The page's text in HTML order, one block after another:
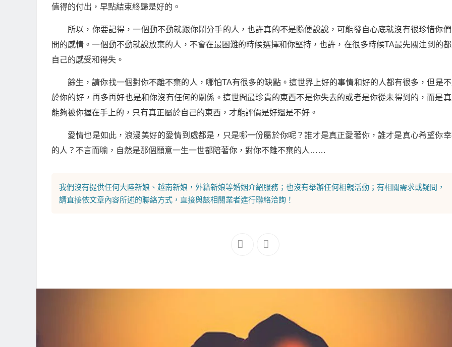
值得的付出，早點結束終歸是好的。
所以，你要記得，一個動不動就跟你鬧分手的人，也許真的不是隨便說說，可能發自心底就沒有很珍惜你
間的感情。一個動不動就說放棄的人，不會在最困難的時候選擇和你堅持，也許，在很多時候TA最先關注到的
自己的感受和得失。
餘生，請你找一個對你不離不棄的人，哪怕TA有很多的缺點。這世界上好的事情和好的人都有很多，但是
於你的好，再多再好也是和你沒有任何的關係。這世間最珍貴的東西不是你失去的或者是你從未得到的，而是
能夠被你握在手上的，只有真正屬於自己的東西，才能評價是好還是不好。
愛情也是如此，浪漫美好的愛情到處都是，只是哪一份屬於你呢？誰才是真正愛著你，誰才是真心希望你
的人？不言而喻，自然是那個願意一生一世都陪著你，對你不離不棄的人……
我們沒有提供任何大陸新娘 、 越南新娘 ， 外籍新娘等婚姻介紹服務；也沒有舉辦任何相親活動；有相關需求或疑問，
請直接依文章內容所述的聯絡方式，直接與該相關業者進行聯絡洽詢！